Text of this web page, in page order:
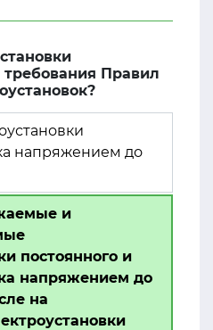
требования Правил
напряжением до
и
постоянного и
напряжением до
на